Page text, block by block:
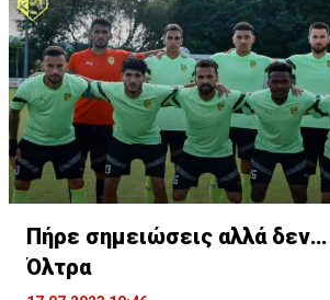
Πήρε σημειώσεις αλλά δεν…
Όλτρα